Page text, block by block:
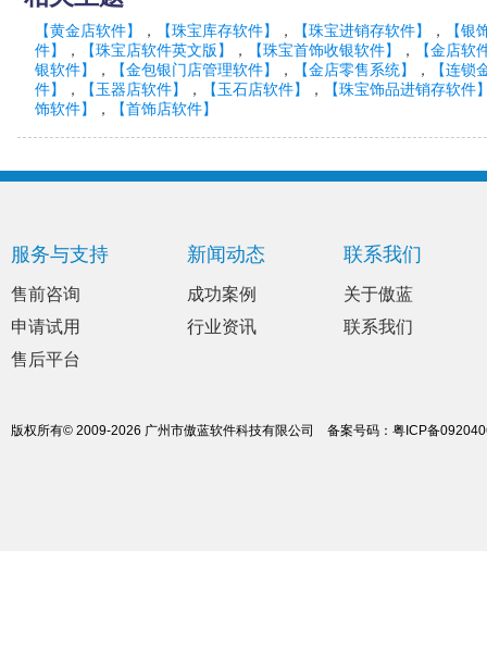
【黄金店软件】 ， 【珠宝库存软件】 ， 【珠宝进销存软件】 ，
【银
件】
， 【珠宝店软件英文版】 ， 【珠宝首饰收银软件】 ，
【金店软
银软件】
， 【金包银门店管理软件】 ， 【金店零售系统】 ，
【连锁
件】
， 【玉器店软件】 ， 【玉石店软件】 ，
【珠宝饰品进销存软件
饰软件】
， 【首饰店软件】
服务与支持
售前咨询
申请试用
售后平台
新闻动态
成功案例
行业资讯
联系我们
关于傲蓝
联系我们
版权所有© 2009-2026 广州市傲蓝软件科技有限公司 备案号码： 粤ICP备